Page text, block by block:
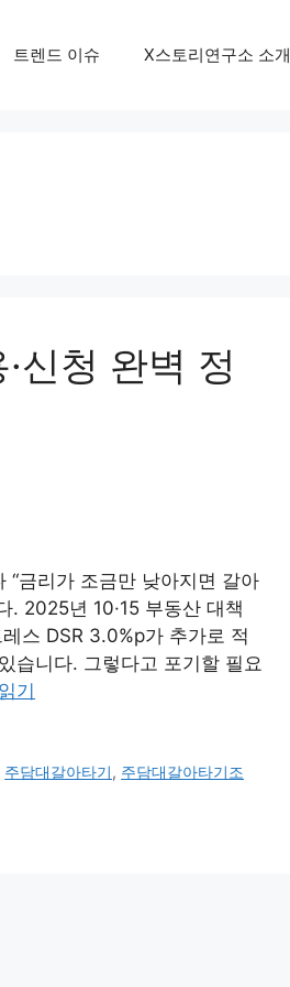
트렌드 이슈 X스토리연구소 소개
신청 완벽 정
금리가 조금만 낮아지면 갈아
. 2025년 10·15 부동산 대책
스 DSR 3.0%p가 추가로 적
습니다. 그렇다고 포기할 필요
기
주담대갈아타기, 주담대갈아타기조